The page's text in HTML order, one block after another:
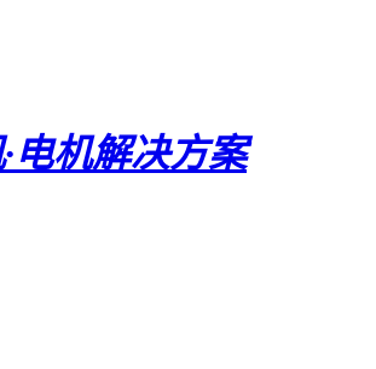
电机解决方案